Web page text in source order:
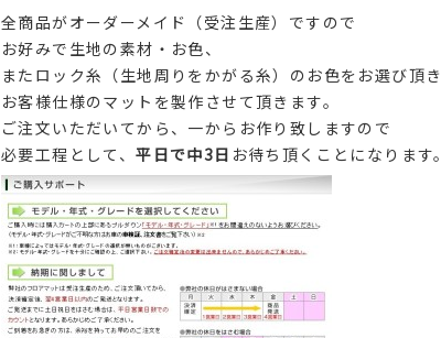
全商品がオーダーメイド（受注生産）ですので
お好みで生地の素材・お色、
またロック糸（生地周りをかがる糸）のお色をお選び頂き
お客様仕様のマットを製作させて頂きます。
ご注文いただいてから、一からお作り致しますので
必要工程として、平日で中3日 お待ち頂くことになります。